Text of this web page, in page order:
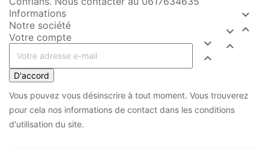
Informations


Notre société


Votre compte


D'accord
Vous pouvez vous désinscrire à tout moment. Vous trouverez
pour cela nos informations de contact dans les conditions
d'utilisation du site.